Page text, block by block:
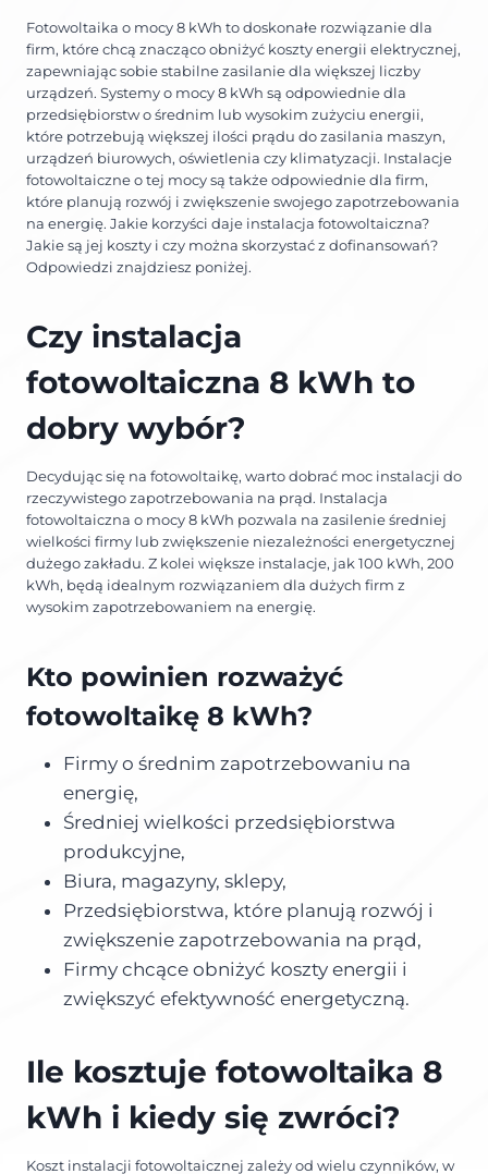
Fotowoltaika o mocy 8 kWh to doskonałe rozwiązanie dla
firm, które chcą znacząco obniżyć koszty energii elektrycznej,
zapewniając sobie stabilne zasilanie dla większej liczby
urządzeń. Systemy o mocy 8 kWh są odpowiednie dla
przedsiębiorstw o średnim lub wysokim zużyciu energii,
które potrzebują większej ilości prądu do zasilania maszyn,
urządzeń biurowych, oświetlenia czy klimatyzacji. Instalacje
fotowoltaiczne o tej mocy są także odpowiednie dla firm,
które planują rozwój i zwiększenie swojego zapotrzebowania
na energię. Jakie korzyści daje instalacja fotowoltaiczna?
Jakie są jej koszty i czy można skorzystać z dofinansowań?
Odpowiedzi znajdziesz poniżej.
Czy instalacja
fotowoltaiczna 8 kWh to
dobry wybór?
Decydując się na fotowoltaikę, warto dobrać moc instalacji do
rzeczywistego zapotrzebowania na prąd. Instalacja
fotowoltaiczna o mocy 8 kWh pozwala na zasilenie średniej
wielkości firmy lub zwiększenie niezależności energetycznej
dużego zakładu. Z kolei większe instalacje, jak 100 kWh, 200
kWh, będą idealnym rozwiązaniem dla dużych firm z
wysokim zapotrzebowaniem na energię.
Kto powinien rozważyć
fotowoltaikę 8 kWh?
Firmy o średnim zapotrzebowaniu na
energię,
Średniej wielkości przedsiębiorstwa
produkcyjne,
Biura, magazyny, sklepy,
Przedsiębiorstwa, które planują rozwój i
zwiększenie zapotrzebowania na prąd,
Firmy chcące obniżyć koszty energii i
zwiększyć efektywność energetyczną.
Ile kosztuje fotowoltaika 8
kWh i kiedy się zwróci?
Koszt instalacji fotowoltaicznej zależy od wielu czynników, w